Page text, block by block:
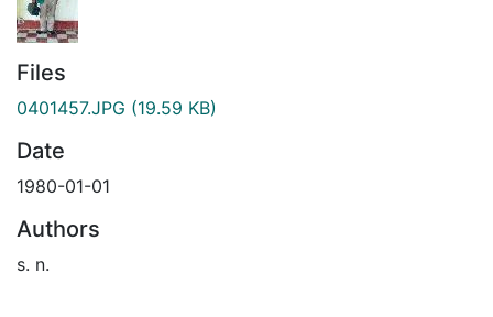
Files
0401457.JPG (19.59 KB)
Date
1980-01-01
Authors
s. n.